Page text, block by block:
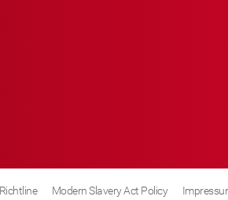
Modern Slavery Act Policy